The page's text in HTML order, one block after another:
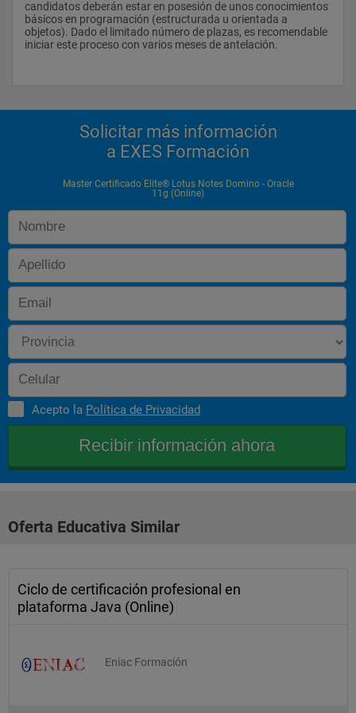
candidatos deberán estar en posesión de unos conocimientos
básicos en programación (estructurada u orientada a
objetos). Dado el limitado número de plazas, es recomendable
iniciar este proceso con varios meses de antelación.
Solicitar más información
a EXES Formación
Master Certificado Elite® Lotus Notes Domino - Oracle
11g (Online)
Acepto la Política de Privacidad
Oferta Educativa Similar
Ciclo de certificación profesional en
plataforma Java (Online)
Eniac Formación